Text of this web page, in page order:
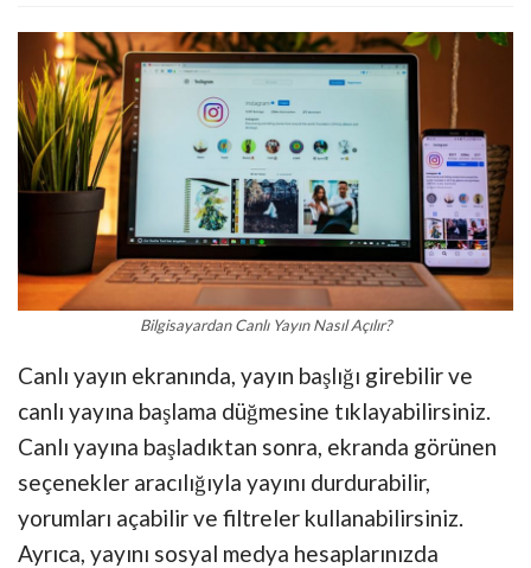
Bilgisayardan Canlı Yayın Nasıl Açılır?
Canlı yayın ekranında, yayın başlığı girebilir ve
canlı yayına başlama düğmesine tıklayabilirsiniz.
Canlı yayına başladıktan sonra, ekranda görünen
seçenekler aracılığıyla yayını durdurabilir,
yorumları açabilir ve filtreler kullanabilirsiniz.
Ayrıca, yayını sosyal medya hesaplarınızda